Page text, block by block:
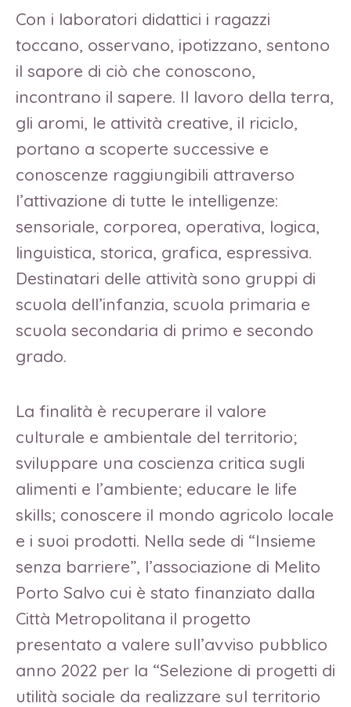
Con i laboratori didattici i ragazzi
toccano, osservano, ipotizzano, sentono
il sapore di ciò che conoscono,
incontrano il sapere. Il lavoro della terra,
gli aromi, le attività creative, il riciclo,
portano a scoperte successive e
conoscenze raggiungibili attraverso
l’attivazione di tutte le intelligenze:
sensoriale, corporea, operativa, logica,
linguistica, storica, grafica, espressiva.
Destinatari delle attività sono gruppi di
scuola dell’infanzia, scuola primaria e
scuola secondaria di primo e secondo
grado.
La finalità è recuperare il valore
culturale e ambientale del territorio;
sviluppare una coscienza critica sugli
alimenti e l’ambiente; educare le life
skills; conoscere il mondo agricolo locale
e i suoi prodotti. Nella sede di “Insieme
senza barriere”, l’associazione di Melito
Porto Salvo cui è stato finanziato dalla
Città Metropolitana il progetto
presentato a valere sull’avviso pubblico
anno 2022 per la “Selezione di progetti di
utilità sociale da realizzare sul territorio